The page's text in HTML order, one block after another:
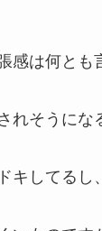
感は何とも
れそうにな
キしてるし